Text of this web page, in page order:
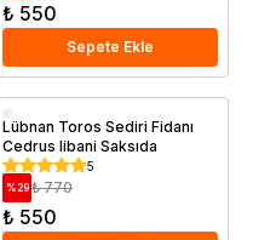
₺ 550
Sepete Ekle
Saksıda
Lübnan Toros Sediri Fidanı
Cedrus libani Saksıda
5
%29 ₺ 770
₺ 550